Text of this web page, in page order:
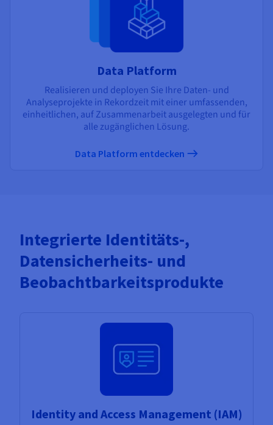
Data Platform
Realisieren und deployen Sie Ihre Daten- und
Analyseprojekte in Rekordzeit mit einer umfassenden,
einheitlichen, auf Zusammenarbeit ausgelegten und für
alle zugänglichen Lösung.
Data Platform entdecken
Integrierte Identitäts-,
Datensicherheits- und
Beobachtbarkeitsprodukte
Identity and Access Management (IAM)